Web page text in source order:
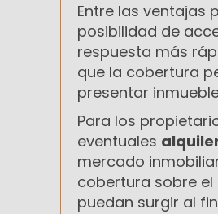
Entre las ventajas
posibilidad de
respuesta más
que la cobertura
presentar
Para los
eventuales
mercado
cobertura sobre el
puedan surgir al